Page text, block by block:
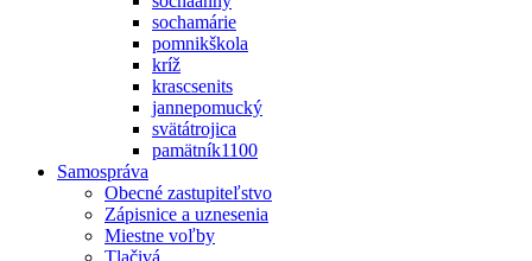
sochamárie
pomnikškola
kríž
krascsenits
jannepomucký
svätátrojica
pamätník1100
Samospráva
Obecné zastupiteľstvo
Zápisnice a uznesenia
Miestne voľby
Tlačivá